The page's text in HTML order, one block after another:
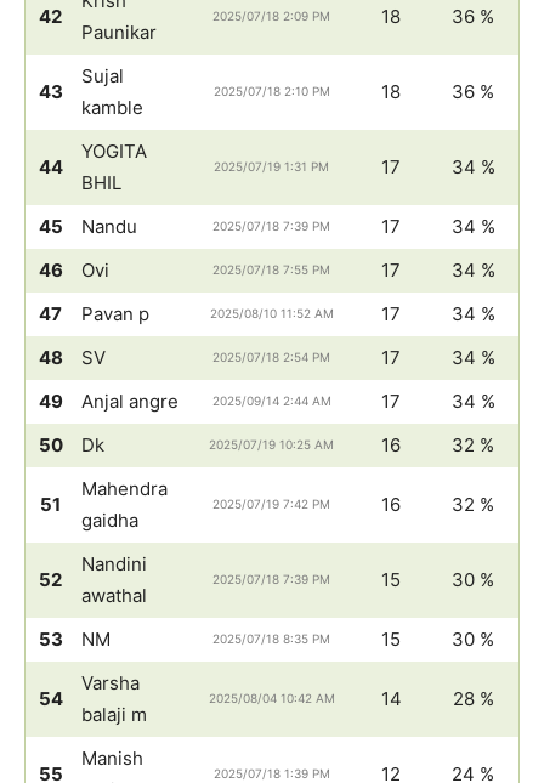
42
Paunikar
2025/07/18 2:09 PM 18 36 %
43
Sujal
kamble
2025/07/18 2:10 PM 18 36 %
44
YOGITA
BHIL
2025/07/19 1:31 PM 17 34 %
45 Nandu 2025/07/18 7:39 PM 17
34 %
46
Ovi 2025/07/18 7:55 PM 17
34 %
47
Pavan p 2025/08/10 11:52 AM 17
34 %
48
SV 2025/07/18 2:54 PM 17
34 %
49
Anjal angre 2025/09/14 2:44 AM 17
34 %
50
Dk 2025/07/19 10:25 AM 16 32 %
51
Mahendra
gaidha
2025/07/19 7:42 PM 16 32 %
52
Nandini
awathal
2025/07/18 7:39 PM 15 30 %
53 NM 2025/07/18 8:35 PM 15 30 %
54
Varsha
balaji m
2025/08/04 10:42 AM 14 28 %
55
Manish
2025/07/18 1:39 PM 12 24 %